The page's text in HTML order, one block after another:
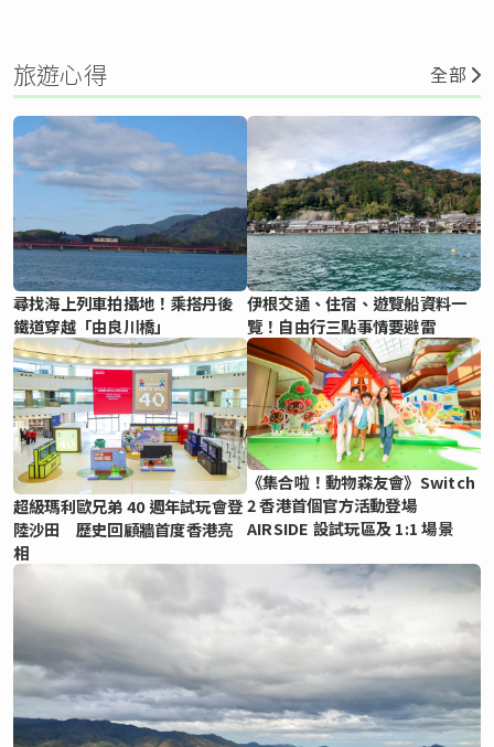
旅遊心得 全部
尋找海上列車拍攝地！乘搭丹後
鐵道穿越「由良川橋」
伊根交通、住宿、遊覽船資料一
覽！自由行三點事情要避雷
超級瑪利歐兄弟 40 週年試玩會登
陸沙田 歷史回顧牆首度香港亮
相
《集合啦！動物森友會》Switch
2 香港首個官方活動登場
AIRSIDE 設試玩區及 1:1 場景